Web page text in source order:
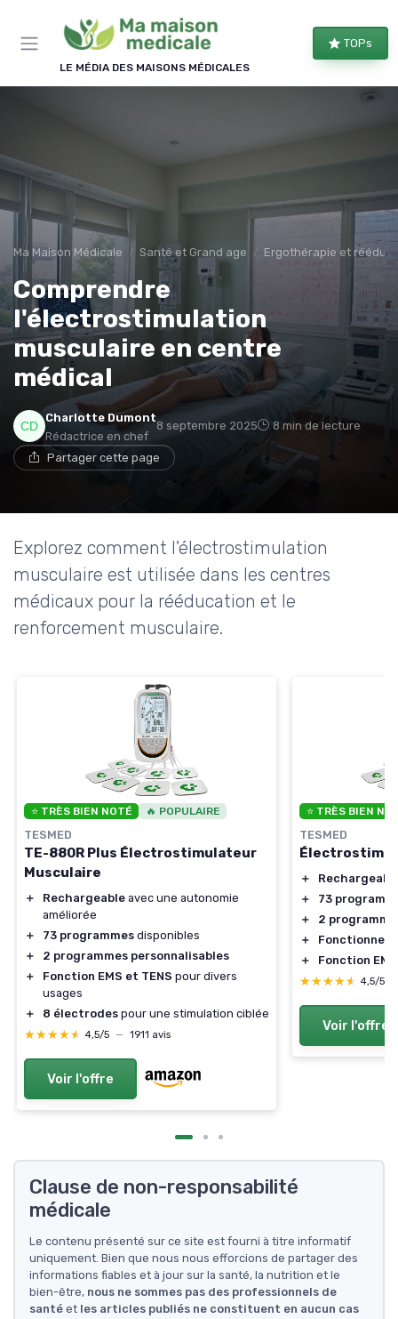
LE MÉDIA DES MAISONS MÉDICALES
TOPs
Ma Maison Médicale Santé et Grand age Ergothérapie et
Comprendre
l'électrostimulation
musculaire en centre
médical
Charlotte Dumont
Rédactrice en chef
8 septembre 2025 8 min de lecture
Partager cette page
Explorez comment l'électrostimulation
musculaire est utilisée dans les centres
médicaux pour la rééducation et le
renforcement musculaire.
⭐ TRÈS BIEN NOTÉ 🔥 POPULAIRE
TESMED
TE-880R Plus Électrostimulateur
Musculaire
＋ Rechargeable avec une autonomie
améliorée
＋
73 programmes disponibles
＋
2 programmes personnalisables
＋
Fonction EMS et TENS pour divers
usages
＋
8 électrodes pour une stimulation ciblée
★★★★★
★★★★★ 4,5/5 — 1911 avis
Voir l'offre
⭐ TRÈS BIEN
TESMED
＋
＋
73
＋
2
＋
Fonctionne
＋
Fonction
★★★★★
★★★★★ 4,5/5
Voir l'offre
Clause de non-responsabilité
médicale
Le contenu présenté sur ce site est fourni à titre informatif
uniquement. Bien que nous nous efforcions de partager des
informations fiables et à jour sur la santé, la nutrition et le
bien-être, nous ne sommes pas des professionnels de
santé et les articles publiés ne constituent en aucun cas
→ Je rejoins le club
* En rejoignant le club, j'accepte de recevoir les emails